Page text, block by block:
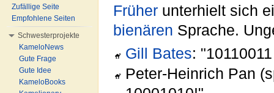
Früher unterhielt sich
bienären Sprache.
Gill Bates:
Peter-Heinrich Pan
Zufällige Seite
Empfohlene Seiten
Schwesterprojekte
KameloNews
Gute Frage
Gute Idee
KameloBooks